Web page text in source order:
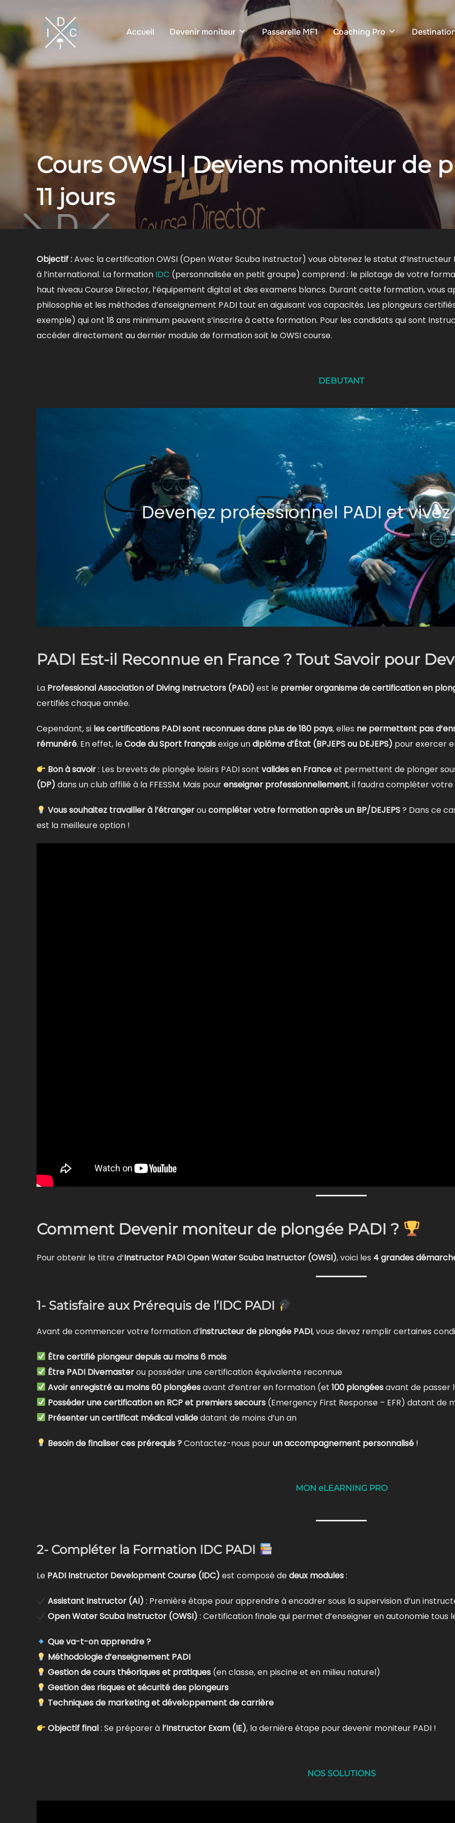
au
contenu
Accueil Devenir moniteur Passerelle MF1 Coaching Pro
Cours OWSI | Deviens moniteur de
11 jours
Objectif :Avec la certification OWSI (Open Water Scuba Instructor) vous obtenez le statut
à l’international. La formation IDC (personnalisée en petit groupe) comprend : le pilotage de votre
haut niveau Course Director, l’équipement digital et des examens blancs. Durant cette formation, vous
philosophie et les méthodes d’enseignement PADI tout en aiguisant vos capacités. Les plongeurs
exemple) qui ont 18 ans minimum peuvent s’inscrire à cette formation. Pour les candidats qui sont
accéder directement au dernier module de formation soit le OWSI course.
DEBUTANT
Devenez professionnel PADI et
PADI Est-il Reconnue en France ? Tout Savoir pour
La Professional Association of Diving Instructors (PADI) est le premier organisme de certification en
certifiés chaque année.
Cependant, si les certifications PADI sont reconnues dans plus de 180 pays, elles ne permettent pas
rémunéré. En effet, leCode du Sport françaisexige undiplôme d’État (BPJEPS ou DEJEPS) pour exercer
Bon à savoir: Les brevets de plongée loisirs PADI sontvalides en Franceet permettent de plonger
(DP) dans un club affilié à la FFESSM. Mais pourenseigner professionnellement, il faudra compléter
Vous souhaitez travailler à l’étrangeroucompléter votre formation après un BP/DEJEPS? Dans ce
est la meilleure option !
Comment Devenir moniteur de plongée PADI ?
Pour obtenir le titre d’Instructor PADI Open Water Scuba Instructor (OWSI), voici les 4 grandes
1- Satisfaire aux Prérequis de l’IDC PADI
Avant de commencer votre formation d’instructeur de plongée PADI, vous devez remplir certaines
Être certifié plongeur depuis au moins 6 mois
Être PADI Divemasterou posséder une certification équivalente reconnue
Avoir enregistré au moins 60 plongéesavant d’entrer en formation (et100 plongéesavant de passer
Posséder une certification en RCP et premiers secours (Emergency First Response – EFR) datant de
Présenter un certificat médical validedatant de moins d’un an
Besoin de finaliser ces prérequis ?Contactez-nous pourun accompagnement personnalisé !
MON eLEARNING PRO
2- Compléter la Formation IDC PADI
Le PADI Instructor Development Course (IDC) est composé dedeux modules:
Assistant Instructor (AI) : Première étape pour apprendre à encadrer sous la supervision d’un
Open Water Scuba Instructor (OWSI) : Certification finale qui permet d’enseigner en autonomie tous
Que va-t-on apprendre ?
Méthodologie d’enseignement PADI
Gestion de cours théoriques et pratiques (en classe, en piscine et en milieu naturel)
Gestion des risques et sécurité des plongeurs
Techniques de marketing et développement de carrière
Objectif final: Se préparer à l’Instructor Exam (IE), la dernière étape pour devenir moniteur PADI !
NOS SOLUTIONS